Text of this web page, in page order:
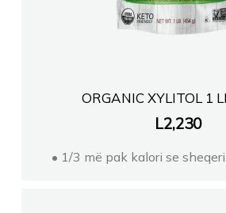
ORGANIC XYLITOL 1
L2,230
• 1/3 më pak kalori se sheqeri